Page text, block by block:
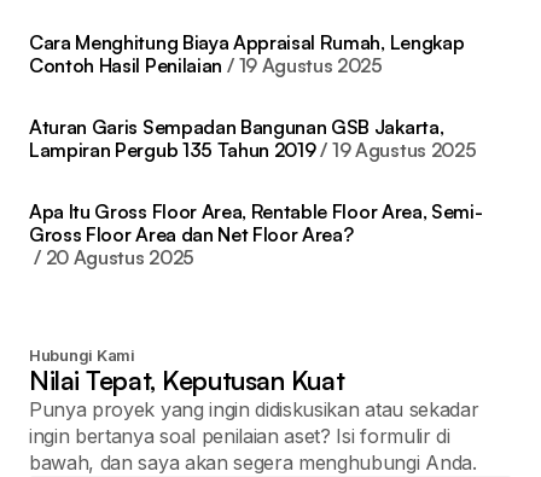
Cara Menghitung Biaya Appraisal Rumah, Lengkap
Contoh Hasil Penilaian
19 Agustus 2025
Aturan Garis Sempadan Bangunan GSB Jakarta,
Lampiran Pergub 135 Tahun 2019
19 Agustus 2025
Apa Itu Gross Floor Area, Rentable Floor Area, Semi-
Gross Floor Area dan Net Floor Area?
20 Agustus 2025
Hubungi Kami
Nilai Tepat, Keputusan Kuat
Punya proyek yang ingin didiskusikan atau sekadar
ingin bertanya soal penilaian aset? Isi formulir di
bawah, dan saya akan segera menghubungi Anda.